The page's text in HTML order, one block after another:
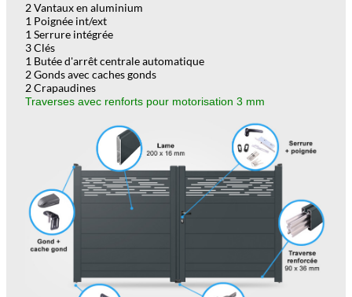
2 Vantaux en aluminium
1 Poignée int/ext
1 Serrure intégrée
3 Clés
1 Butée d'arrêt centrale automatique
2 Gonds avec caches gonds
2 Crapaudines
Traverses avec renforts pour motorisation 3 mm